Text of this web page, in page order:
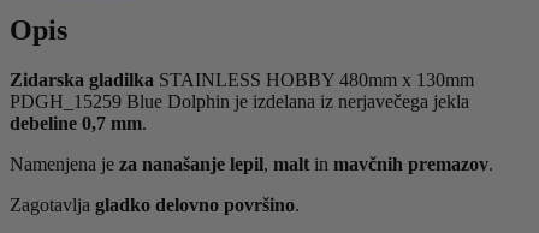
Opis
Zidarska gladilka STAINLESS HOBBY 480mm x 130mm
PDGH_15259 Blue Dolphin je izdelana iz nerjavečega jekla
debeline 0,7 mm.
Namenjena je za nanašanje lepil, malt in mavčnih premazov.
Zagotavlja gladko delovno površino.